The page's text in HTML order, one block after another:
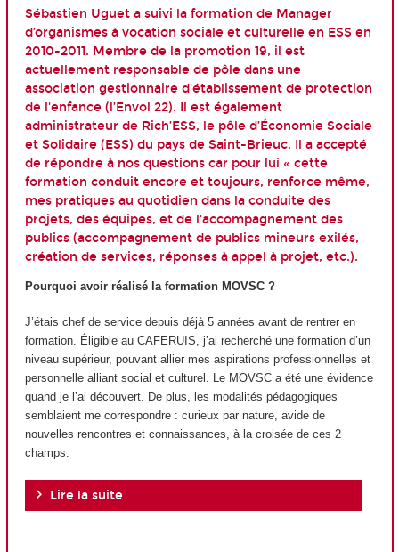
Sébastien Uguet a suivi la formation de Manager
d’organismes à vocation sociale et culturelle en ESS en
2010-2011. Membre de la promotion 19, il est
actuellement responsable de pôle dans une
association gestionnaire d'établissement de protection
de l'enfance (l’Envol 22). Il est également
administrateur de Rich’ESS, le pôle d’Économie Sociale
et Solidaire (ESS) du pays de Saint-Brieuc. Il a accepté
de répondre à nos questions car pour lui « cette
formation conduit encore et toujours, renforce même,
mes pratiques au quotidien dans la conduite des
projets, des équipes, et de l'accompagnement des
publics (accompagnement de publics mineurs exilés,
création de services, réponses à appel à projet, etc.).
Pourquoi avoir réalisé la formation MOVSC ?
J’étais chef de service depuis déjà 5 années avant de rentrer en
formation. Éligible au CAFERUIS, j’ai recherché une formation d’un
niveau supérieur, pouvant allier mes aspirations professionnelles et
personnelle alliant social et culturel. Le MOVSC a été une évidence
quand je l’ai découvert. De plus, les modalités pédagogiques
semblaient me correspondre : curieux par nature, avide de
nouvelles rencontres et connaissances, à la croisée de ces 2
champs.
Lire la suite